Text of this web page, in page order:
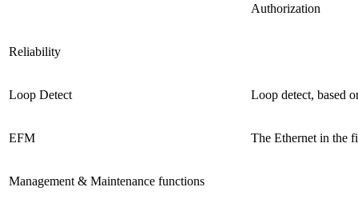
Authorization
Reliability
Loop Detect Loop detect, based
EFM The Ethernet in the
Management & Maintenance functions